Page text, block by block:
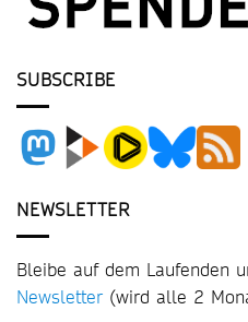
SUBSCRIBE
NEWSLETTER
Bleibe auf dem Laufenden
Newsletter (wird alle 2